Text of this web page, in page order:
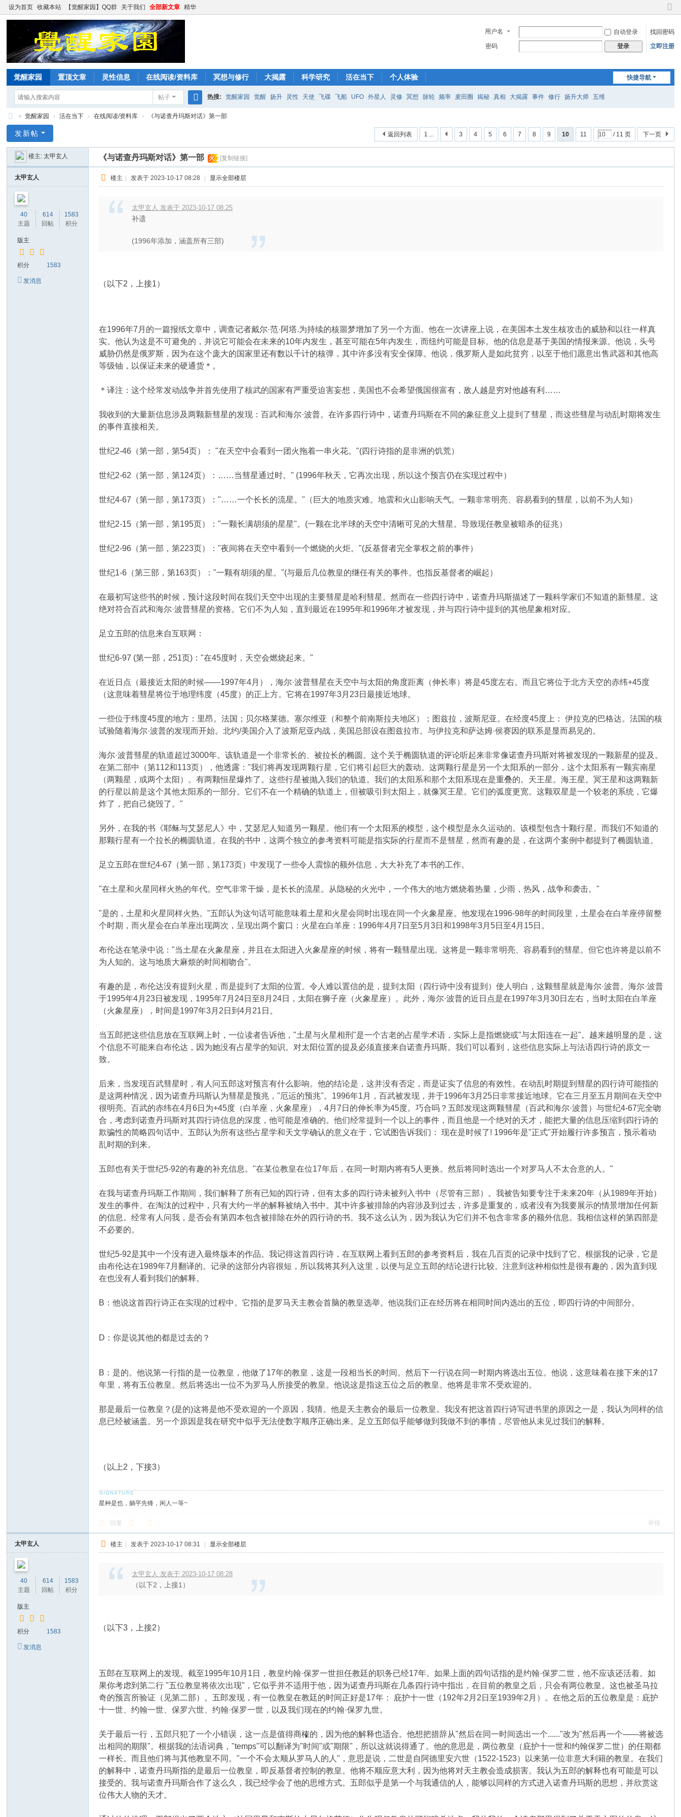
设为首页 收藏本站 【觉醒家园】QQ群 关于我们 全部新文章 精华
切
到
窄
用户名 自动登录
找回密码
密码
登录 立即注册
快捷导航
觉醒家园 置顶文章 灵性信息 在线阅读/资料库 冥想与修行 大揭露 科学研究 活在当下 个人体验
帖子
搜
热搜: 觉醒家园 觉醒 扬升 灵性 天使 飞碟 飞船 UFO 外星人 灵修 冥想 脉轮 频率 麦田圈 揭秘 真相 大揭露 事件 修行 扬升大师 五维
醒
园
» 觉醒家园 › 活在当下 › 在线阅读/资料库 › 《与诺查丹玛斯对话》第一部
1 ... 3 4 5 6 7 8 9 10 11 / 11 页 下一页
返回列表
发新帖
楼主:太甲玄人 《与诺查丹玛斯对话》第一部 火 [复制链接]
太甲玄人
40
主题
614
回帖
1583
积分
版主
积分 1583
发消息
楼主 | 发表于 2023-10-17 08:28 | 显示全部楼层
太甲玄人 发表于 2023-10-17 08:25
补遗
(1996年添加，涵盖所有三部)
（以下2，上接1）
在1996年7月的一篇报纸文章中，调查记者戴尔·范·阿塔.为持续的核噩梦增加了另一个方面。他在一次讲座上说，在美国本土发生核攻击的威胁和以往一样真
实。他认为这是不可避免的，并说它可能会在未来的10年内发生，甚至可能在5年内发生，而纽约可能是目标。他的信息是基于美国的情报来源。他说，头号
威胁仍然是俄罗斯，因为在这个庞大的国家里还有数以千计的核弹，其中许多没有安全保障。他说，俄罗斯人是如此贫穷，以至于他们愿意出售武器和其他高
等级铀，以保证未来的硬通货＊。
＊译注：这个经常发动战争并首先使用了核武的国家有严重受迫害妄想，美国也不会希望俄国很富有，敌人越是穷对他越有利……
我收到的大量新信息涉及两颗新彗星的发现：百武和海尔·波普。在许多四行诗中，诺查丹玛斯在不同的象征意义上提到了彗星，而这些彗星与动乱时期将发生
的事件直接相关。
世纪2-46（第一部，第54页）： "在天空中会看到一团火拖着一串火花。"(四行诗指的是非洲的饥荒）
世纪2-62（第一部，第124页）：……当彗星通过时。" (1996年秋天，它再次出现，所以这个预言仍在实现过程中）
世纪4-67（第一部，第173页）："……一个长长的流星。"（巨大的地质灾难。地震和火山影响天气。一颗非常明亮、容易看到的彗星，以前不为人知）
世纪2-15（第一部，第195页）："一颗长满胡须的星星"。(一颗在北半球的天空中清晰可见的大彗星。导致现任教皇被暗杀的征兆）
世纪2-96（第一部，第223页）："夜间将在天空中看到一个燃烧的火炬。"(反基督者完全掌权之前的事件）
世纪1-6（第三部，第163页）："一颗有胡须的星。"(与最后几位教皇的继任有关的事件。也指反基督者的崛起）
在最初写这些书的时候，预计这段时间在我们天空中出现的主要彗星是哈利彗星。然而在一些四行诗中，诺查丹玛斯描述了一颗科学家们不知道的新彗星。这
绝对符合百武和海尔·波普彗星的资格。它们不为人知，直到最近在1995年和1996年才被发现，并与四行诗中提到的其他星象相对应。
足立五郎的信息来自互联网：
世纪6-97 (第一部，251页)："在45度时，天空会燃烧起来。"
在近日点（最接近太阳的时候——1997年4月），海尔·波普彗星在天空中与太阳的角度距离（伸长率）将是45度左右。而且它将位于北方天空的赤纬+45度
（这意味着彗星将位于地理纬度（45度）的正上方。它将在1997年3月23日最接近地球。
一些位于纬度45度的地方：里昂。法国；贝尔格莱德。塞尔维亚（和整个前南斯拉夫地区）；图兹拉，波斯尼亚。在经度45度上： 伊拉克的巴格达。法国的核
试验随着海尔·波普的发现而开始。北约/美国介入了波斯尼亚内战，美国总部设在图兹拉市。与伊拉克和萨达姆·侯赛因的联系是显而易见的。
海尔·波普彗星的轨道超过3000年。该轨道是一个非常长的、被拉长的椭圆。这个关于椭圆轨道的评论听起来非常像诺查丹玛斯对将被发现的一颗新星的提及。
在第二部中（第112和113页），他透露："我们将再发现两颗行星，它们将引起巨大的轰动。这两颗行星是另一个太阳系的一部分，这个太阳系有一颗宾南星
（两颗星，或两个太阳）。有两颗恒星爆炸了。这些行星被抛入我们的轨道。我们的太阳系和那个太阳系现在是重叠的。天王星。海王星。冥王星和这两颗新
的行星以前是这个其他太阳系的一部分。它们不在一个精确的轨道上，但被吸引到太阳上，就像冥王星。它们的弧度更宽。这颗双星是一个较老的系统，它爆
炸了，把自己烧毁了。"
另外，在我的书《耶稣与艾瑟尼人》中，艾瑟尼人知道另一颗星。他们有一个太阳系的模型，这个模型是永久运动的。该模型包含十颗行星。而我们不知道的
那颗行星有一个拉长的椭圆轨道。在我的书中，这两个独立的参考资料可能是指实际的行星而不是彗星，然而有趣的是，在这两个案例中都提到了椭圆轨道。
足立五郎在世纪4-67（第一部，第173页）中发现了一些令人震惊的额外信息，大大补充了本书的工作。
"在土星和火星同样火热的年代。空气非常干燥，是长长的流星。从隐秘的火光中，一个伟大的地方燃烧着热量，少雨，热风，战争和袭击。"
"是的，土星和火星同样火热。"五郎认为这句话可能意味着土星和火星会同时出现在同一个火象星座。他发现在1996-98年的时间段里，土星会在白羊座停留整
个时期，而火星会在白羊座出现两次，呈现出两个窗口：火星在白羊座：1996年4月7日至5月3日和1998年3月5日至4月15日。
布伦达在笔录中说："当土星在火象星座，并且在太阳进入火象星座的时候，将有一颗彗星出现。这将是一颗非常明亮、容易看到的彗星。但它也许将是以前不
为人知的。这与地质大麻烦的时间相吻合"。
有趣的是，布伦达没有提到火星，而是提到了太阳的位置。令人难以置信的是，提到太阳（四行诗中没有提到）使人明白，这颗彗星就是海尔·波普。海尔·波普
于1995年4月23日被发现，1995年7月24日至8月24日，太阳在狮子座（火象星座）。此外，海尔·波普的近日点是在1997年3月30日左右，当时太阳在白羊座
（火象星座），时间是1997年3月2日到4月21日。
当五郎把这些信息放在互联网上时，一位读者告诉他，"土星与火星相刑"是一个古老的占星学术语，实际上是指燃烧或"与太阳连在一起"。越来越明显的是，这
个信息不可能来自布伦达，因为她没有占星学的知识。对太阳位置的提及必须直接来自诺查丹玛斯。我们可以看到，这些信息实际上与法语四行诗的原文一
致。
后来，当发现百武彗星时，有人问五郎这对预言有什么影响。他的结论是，这并没有否定，而是证实了信息的有效性。在动乱时期提到彗星的四行诗可能指的
是这两种情况，因为诺查丹玛斯认为彗星是预兆，"厄运的预兆"。1996年1月，百武被发现，并于1996年3月25日非常接近地球。它在三月至五月期间在天空中
很明亮。百武的赤纬在4月6日为+45度（白羊座，火象星座），4月7日的伸长率为45度。巧合吗？五郎发现这两颗彗星（百武和海尔·波普）与世纪4-67完全吻
合，考虑到诺查丹玛斯对其四行诗信息的深度，他可能是准确的。他们经常提到一个以上的事件，而且他是一个绝对的天才，能把大量的信息压缩到四行诗的
欺骗性的简略四句话中。五郎认为所有这些占星学和天文学确认的意义在于，它试图告诉我们： 现在是时候了! 1996年是"正式"开始履行许多预言，预示着动
乱时期的到来。
五郎也有关于世纪5-92的有趣的补充信息。"在某位教皇在位17年后，在同一时期内将有5人更换。然后将同时选出一个对罗马人不太合意的人。"
在我与诺查丹玛斯工作期间，我们解释了所有已知的四行诗，但有太多的四行诗未被列入书中（尽管有三部）。我被告知要专注于未来20年（从1989年开始）
发生的事件。在淘汰的过程中，只有大约一半的解释被纳入书中。其中许多被排除的内容涉及到过去，许多是重复的，或者没有为我要展示的情景增加任何新
的信息。经常有人问我，是否会有第四本包含被排除在外的四行诗的书。我不这么认为，因为我认为它们并不包含非常多的额外信息。我相信这样的第四部是
不必要的。
世纪5-92是其中一个没有进入最终版本的作品。我记得这首四行诗，在互联网上看到五郎的参考资料后，我在几百页的记录中找到了它。根据我的记录，它是
由布伦达在1989年7月翻译的。记录的这部分内容很短，所以我将其列入这里，以便与足立五郎的结论进行比较。注意到这种相似性是很有趣的，因为直到现
在也没有人看到我们的解释。
B：他说这首四行诗正在实现的过程中。它指的是罗马天主教会首脑的教皇选举。他说我们正在经历将在相同时间内选出的五位，即四行诗的中间部分。
D：你是说其他的都是过去的？
B：是的。他说第一行指的是一位教皇，他做了17年的教皇，这是一段相当长的时间。然后下一行说在同一时期内将选出五位。他说，这意味着在接下来的17
年里，将有五位教皇。然后将选出一位不为罗马人所接受的教皇。他说这是指这五位之后的教皇。他将是非常不受欢迎的。
那是最后一位教皇？(是的)这将是他不受欢迎的一个原因，我猜。他是天主教会的最后一位教皇。我没有把这首四行诗写进书里的原因之一是，我认为同样的信
息已经被涵盖。另一个原因是我在研究中似乎无法使数字顺序正确出来。足立五郎似乎能够做到我做不到的事情，尽管他从未见过我们的解释。
（以上2，下接3）
星种是也，躺平先锋，闲人一等~
回复 举报
太甲玄人
40
主题
614
回帖
1583
积分
版主
积分 1583
发消息
楼主 | 发表于 2023-10-17 08:31 | 显示全部楼层
太甲玄人 发表于 2023-10-17 08:28
（以下2，上接1）
（以下3，上接2）
五郎在互联网上的发现。截至1995年10月1日，教皇约翰·保罗一世担任教廷的职务已经17年。如果上面的四句话指的是约翰·保罗二世，他不应该还活着。如
果你考虑到第二行 "五位教皇将依次出现"，它似乎并不适用于他，因为诺查丹玛斯在几条四行诗中指出，在目前的教皇之后，只会有两位教皇。这也被圣马拉
奇的预言所验证（见第二部）。五郎发现，有一位教皇在教廷的时间正好是17年： 庇护十一世（192年2月2日至1939年2月）。在他之后的五位教皇是：庇护
十一世、约翰一世、保罗六世、约翰·保罗一世，以及我们现在的约翰·保罗九世。
关于最后一行，五郎只犯了一个小错误，这一点是值得商榷的，因为他的解释也适合。他想把措辞从"然后在同一时间选出一个......"改为"然后再一个——将被选
出相同的期限"。根据我的法语词典，"temps"可以翻译为"时间"或"期限"，所以这就说得通了。他的意思是，两位教皇（庇护十一世和约翰保罗二世）的任期都
一样长。而且他们将与其他教皇不同。"一个不会太顺从罗马人的人"，意思是说，二世是自阿德里安六世（1522-1523）以来第一位非意大利籍的教皇。在我们
的解释中，诺查丹玛斯指的是最后一位教皇，即反基督者控制的教皇。他将不顺应意大利，因为他将对天主教会造成损害。我认为五郎的解释也有可能是可以
接受的。我与诺查丹玛斯合作了这么久，我已经学会了他的思维方式。五郎似乎是第一个与我通信的人，能够以同样的方式进入诺查丹玛斯的思想，并欣赏这
位伟大人物的天才。